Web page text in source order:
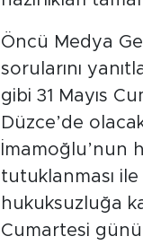
Öncü Medya
sorularını
gibi 31 Mayıs
Düzce’de
İmamoğlu’nun
tutuklanması
hukuksuzluğa
Cumartesi günü